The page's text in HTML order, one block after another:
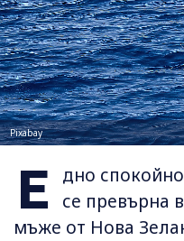
Pixabay
Е
дно
се превърна
мъже от Нова